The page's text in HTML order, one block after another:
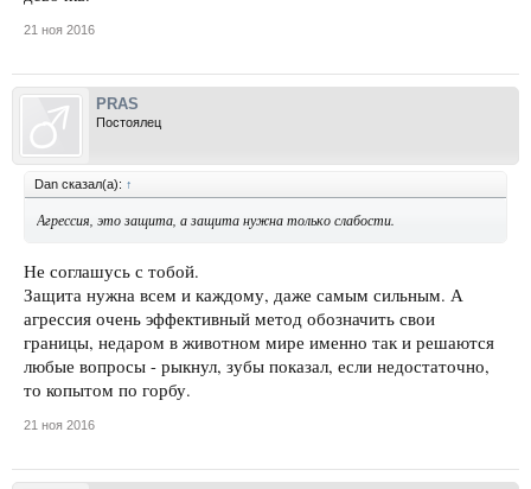
21 ноя 2016
PRAS
Постоялец
Dan сказал(а): ↑
Агрессия, это защита, а защита нужна только слабости.
Не соглашусь с тобой.
Защита нужна всем и каждому, даже самым сильным. А
агрессия очень эффективный метод обозначить свои
границы, недаром в животном мире именно так и решаются
любые вопросы - рыкнул, зубы показал, если недостаточно,
то копытом по горбу.
21 ноя 2016